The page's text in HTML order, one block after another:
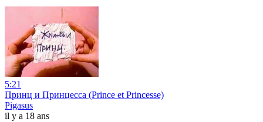
5:21
Принц и Принцесса (Prince et Princesse)
Pigasus
il y a 18 ans